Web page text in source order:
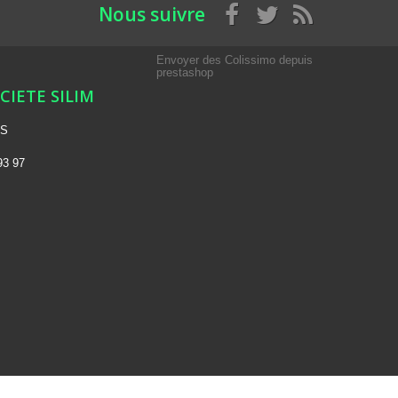
Nous suivre
SILIM
97
Envoyer des Colissimo depuis
prestashop